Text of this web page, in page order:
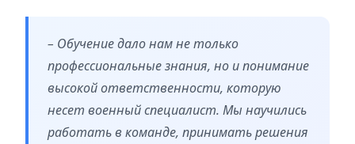
– Обучение дало нам не только
профессиональные знания, но и понимание
высокой ответственности, которую
несет военный специалист. Мы научились
работать в команде, принимать решения